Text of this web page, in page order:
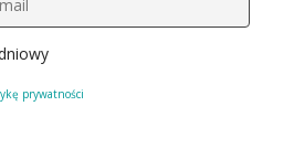
prywatności